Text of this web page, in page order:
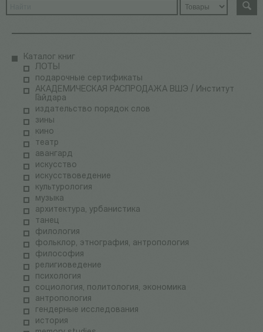
Каталог книг
ЛОТЫ
подарочные сертификаты
АКАДЕМИЧЕСКАЯ РАСПРОДАЖА ВШЭ / Институт
Гайдара
издательство порядок слов
зины
кино
театр
авангард
искусство
искусствоведение
культурология
музыка
архитектура, урбанистика
танец
филология
фольклор, этнография, антропология
философия
религиоведение
психология
социология, политология, экономика
антропология
гендерные исследования
история